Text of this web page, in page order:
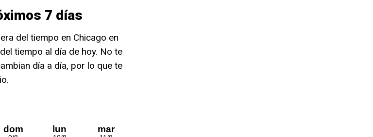
7 días
del tiempo en Chicago en
tiempo al día de hoy. No te
día a día, por lo que te